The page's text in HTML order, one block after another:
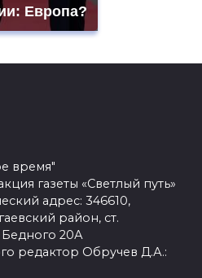
Европа?
время"
газеты «Светлый путь»
адрес: 346610,
район, ст.
Бедного 20А
редактор Обручев Д.А.: